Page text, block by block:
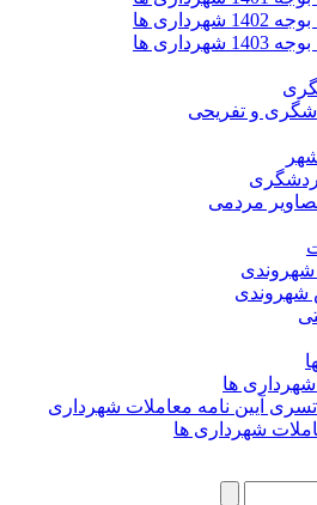
ها
ها
و تفریحی
مردمی
ها
آیین نامه معاملات شهرداری
شهرداری ها